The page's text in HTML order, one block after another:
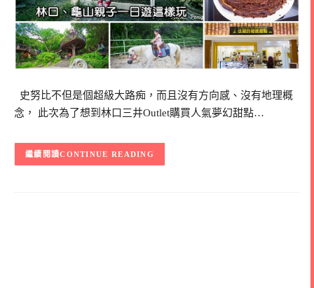
史努比不但是個超級大路痴，而且沒有方向感、沒有地理概
念， 此次為了想到林口三井Outlet購買人氣夢幻甜點…
CONTINUE READING